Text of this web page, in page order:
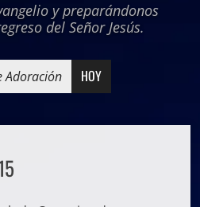
y preparándonos
del Señor Jesús.
Adoración HOY